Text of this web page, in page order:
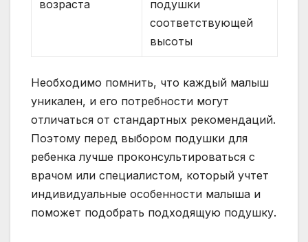
возраста
подушки
соответствующей
высоты
Необходимо помнить, что каждый малыш
уникален, и его потребности могут
отличаться от стандартных рекомендаций.
Поэтому перед выбором подушки для
ребенка лучше проконсультироваться с
врачом или специалистом, который учтет
индивидуальные особенности малыша и
поможет подобрать подходящую подушку.